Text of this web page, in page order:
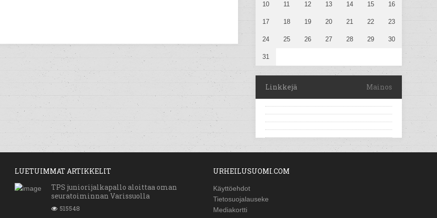
10 11 12 13 14 15 16
17 18 19 20 21 22 23
24 25 26 27 28 29 30
31
Linkkejä Mainos
LUETUIMMAT ARTIKKELIT
TPS juniorijalkapallo aloittaa oman
seuratoiminnan Varissuolla
515548
URHEILUSUOMI.COM
Käyttöehdot
Tietosuojalauseke
Mediakortti